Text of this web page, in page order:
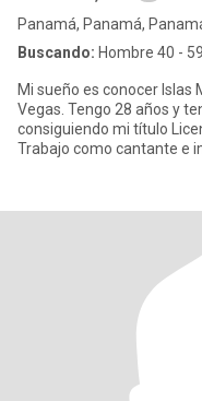
Panamá, Panamá,
Buscando: Hombre 40 - 59
Mi sueño es conocer Islas
Vegas. Tengo 28 años y
consiguiendo mi título
Trabajo como cantante e